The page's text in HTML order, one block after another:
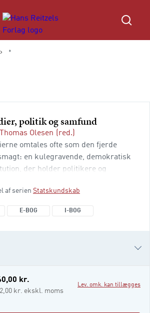
*
politik og samfund
Thomas Olesen
(red.)
omtales ofte som den fjerde
en kulegravende, demo­kratisk
der holder politikere og
politik, medier og samfund er i
af serien Statskundskab
E-BOG I-BOG
kr.
kr. ekskl. moms
Lev. omk. kan tillægges